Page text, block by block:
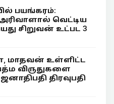
பயங்கரம்:
வெட்டிய
சிறுவன் உட்பட 3
மாதவன் உள்ளிட்ட
விருதுகளை
திரவுபதி